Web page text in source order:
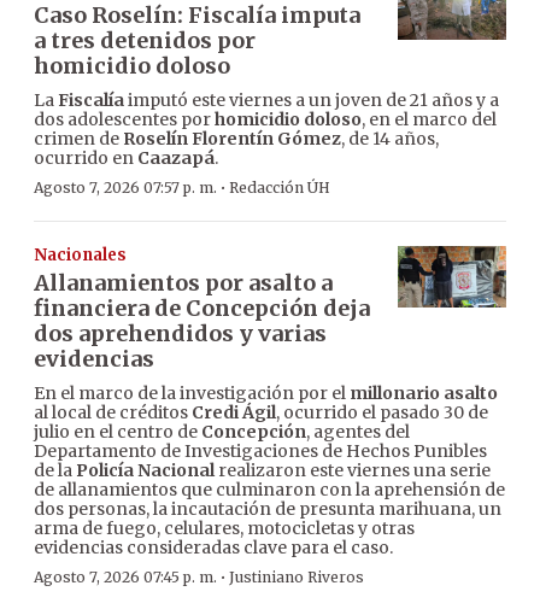
Caso Roselín: Fiscalía imputa
a tres detenidos por
homicidio doloso
LaFiscalíaimputó este viernes a un joven de 21 años y a
dos adolescentes porhomicidio doloso, en el marco del
crimen de Roselín Florentín Gómez, de 14 años,
ocurrido en Caazapá.
Agosto 7, 2026 07:57 p. m. · Redacción ÚH
Nacionales
Allanamientos por asalto a
financiera de Concepción deja
dos aprehendidos y varias
evidencias
En el marco de la investigación por el millonario asalto
al local de créditos Credi Ágil, ocurrido el pasado 30 de
julio en el centro de Concepción, agentes del
Departamento de Investigaciones de Hechos Punibles
de la Policía Nacionalrealizaron este viernes una serie
de allanamientos que culminaron con la aprehensión de
dos personas, la incautación de presunta marihuana, un
arma de fuego, celulares, motocicletas y otras
evidencias consideradas clave para el caso.
Agosto 7, 2026 07:45 p. m. · Justiniano Riveros